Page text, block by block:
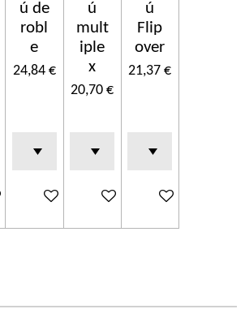
au panier
ú de
robl
e
24,84 €
Ajouter au panier
ú
mult
iple
x
20,70 €
Ajouter au panier
ú
Flip
over
21,37 €
Ajouter au panier